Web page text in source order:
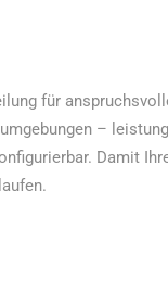
für
–
Damit